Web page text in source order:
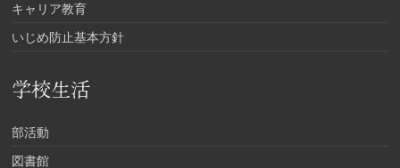
キャリア教育
いじめ防止基本方針
学校生活
部活動
図書館